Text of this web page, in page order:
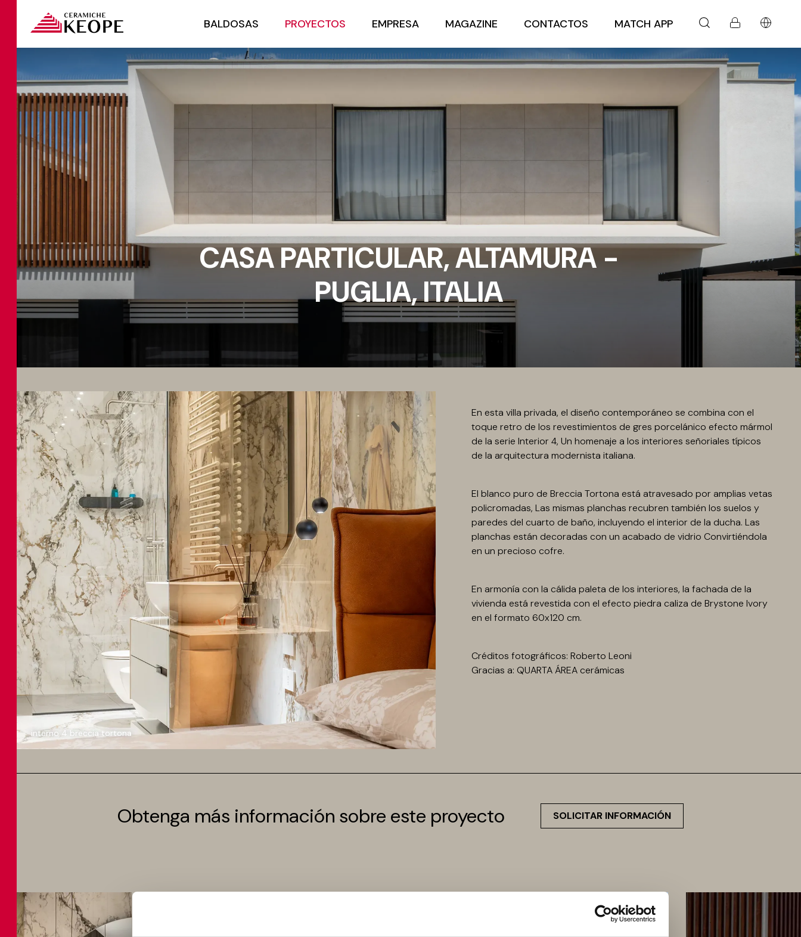
BALDOSAS PROYECTOS EMPRESA MAGAZINE CONTACTOS MATCH APP
CASA PARTICULAR, ALTAMURA -
PUGLIA, ITALIA
interno 4 breccia tortona
En esta villa privada, el diseño contemporáneo se combina con el
toque retro de los revestimientos de gres porcelánico efecto mármol
de la serie Interior 4, Un homenaje a los interiores señoriales típicos
de la arquitectura modernista italiana.
El blanco puro de Breccia Tortona está atravesado por amplias vetas
policromadas, Las mismas planchas recubren también los suelos y
paredes del cuarto de baño, incluyendo el interior de la ducha. Las
planchas están decoradas con un acabado de vidrio Convirtiéndola
en un precioso cofre.
En armonía con la cálida paleta de los interiores, la fachada de la
vivienda está revestida con el efecto piedra caliza de Brystone Ivory
en el formato 60x120 cm.
Créditos fotográficos: Roberto Leoni
Gracias a: QUARTA ÁREA cerámicas
Obtenga más información sobre este proyecto SOLICITAR INFORMACIÓN